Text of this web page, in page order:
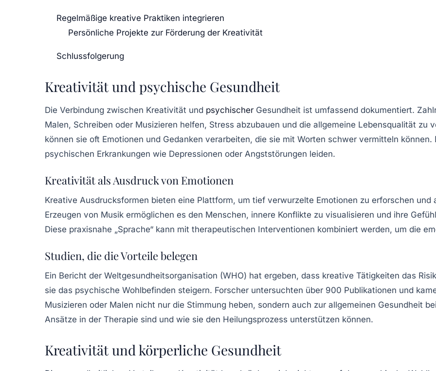
Regelmäßige kreative Praktiken integrieren
Persönliche Projekte zur Förderung der Kreativität
Schlussfolgerung
Kreativität und psychische Gesundheit
Die Verbindung zwischen Kreativität und psychischer Gesundheit ist umfassend dokumentiert.
Malen, Schreiben oder Musizieren helfen, Stress abzubauen und die allgemeine Lebensqualität
können sie oft Emotionen und Gedanken verarbeiten, die sie mit Worten schwer vermitteln
psychischen Erkrankungen wie Depressionen oder Angststörungen leiden.
Kreativität als Ausdruck von Emotionen
Kreative Ausdrucksformen bieten eine Plattform, um tief verwurzelte Emotionen zu erforschen und
Erzeugen von Musik ermöglichen es den Menschen, innere Konflikte zu visualisieren und ihre
Diese praxisnahe „Sprache“ kann mit therapeutischen Interventionen kombiniert werden, um die
Studien, die die Vorteile belegen
Ein Bericht der Weltgesundheitsorganisation (WHO) hat ergeben, dass kreative Tätigkeiten das
sie das psychische Wohlbefinden steigern. Forscher untersuchten über 900 Publikationen und
Musizieren oder Malen nicht nur die Stimmung heben, sondern auch zur allgemeinen Gesundheit
Ansätze in der Therapie sind und wie sie den Heilungsprozess unterstützen können.
Kreativität und körperliche Gesundheit